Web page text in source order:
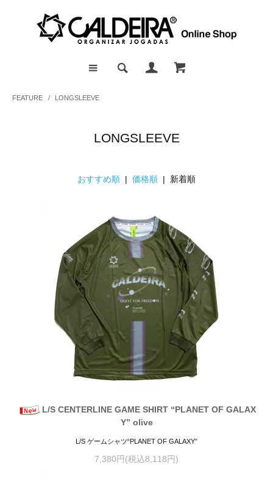
FEATURE / LONGSLEEVE
LONGSLEEVE
おすすめ順 | 価格順 | 新着順
L/S CENTERLINE GAME SHIRT “PLANET OF GALAX
Y” olive
L/S ゲームシャツ“PLANET OF GALAXY”
7,380円(税込8,118円)